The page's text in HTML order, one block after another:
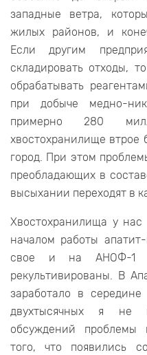
западные ветра,
жилых районов, и
Если другим
складировать отходы,
обрабатывать
при добыче медно-
примерно 280
хвостохранилище
город. При этом
преобладающих в
высыхании переходят в
Хвостохранилища у
началом работы
свое и на АНОФ-1
рекультивированы. В
заработало в
двухтысячных я не
обсуждений проблемы
того, что появились